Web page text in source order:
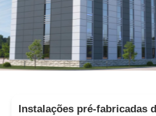
Instalações pré-fabricadas